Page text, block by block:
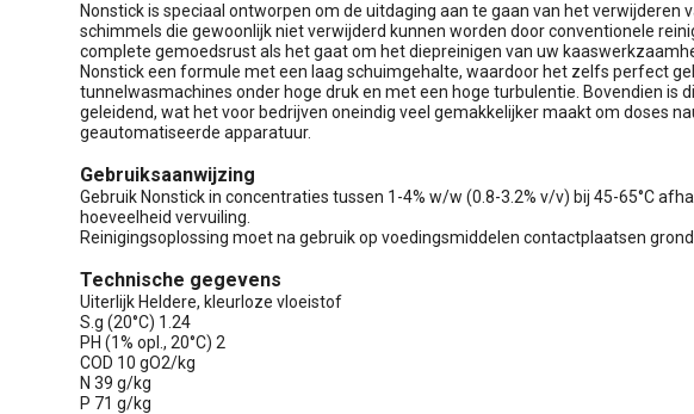
Nonstick is speciaal ontworpen om de uitdaging aan te gaan van het verwijderen
schimmels die gewoonlijk niet verwijderd kunnen worden door conventionele
complete gemoedsrust als het gaat om het diepreinigen van uw
Nonstick een formule met een laag schuimgehalte, waardoor het zelfs perfect
tunnelwasmachines onder hoge druk en met een hoge turbulentie. Bovendien is
geleidend, wat het voor bedrijven oneindig veel gemakkelijker maakt om doses
geautomatiseerde apparatuur.
Gebruiksaanwijzing
Gebruik Nonstick in concentraties tussen 1-4% w/w (0.8-3.2% v/v) bij 45-65°C
hoeveelheid vervuiling.
Reinigingsoplossing moet na gebruik op voedingsmiddelen contactplaatsen
Technische gegevens
Uiterlijk Heldere, kleurloze vloeistof
S.g (20°C) 1.24
PH (1% opl., 20°C) 2
COD 10 gO2/kg
N 39 g/kg
P 71 g/kg